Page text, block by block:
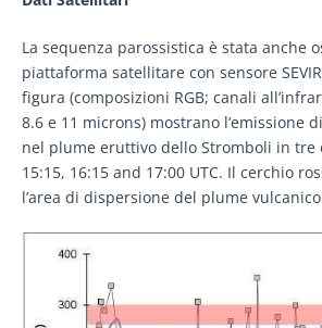
La sequenza parossistica è stata anche
piattaforma satellitare con sensore
figura (composizioni RGB; canali
8.6 e 11 microns) mostrano l’emissione
nel plume eruttivo dello Stromboli in
15:15, 16:15 and 17:00 UTC. Il cerchio
l’area di dispersione del plume